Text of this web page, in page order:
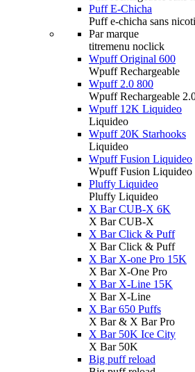
Puff E-Chicha
Puff e-chicha sans
Par marque
titremenu noclick
Wpuff Original 600
Wpuff Rechargeable
Wpuff 2.0 800
Wpuff Rechargeable
Wpuff 12K Liquideo
Liquideo
Wpuff 20K Starhooks
Liquideo
Wpuff Fusion Liquideo
Wpuff Fusion Liquideo
Pluffy Liquideo
Pluffy Liquideo
X Bar CUB-X 6K
X Bar CUB-X
X Bar Click & Puff
X Bar Click & Puff
X Bar X-one Pro 15K
X Bar X-One Pro
X Bar X-Line 15K
X Bar X-Line
X Bar 650 Puffs
X Bar & X Bar Pro
X Bar 50K Ice City
X Bar 50K
Big puff reload